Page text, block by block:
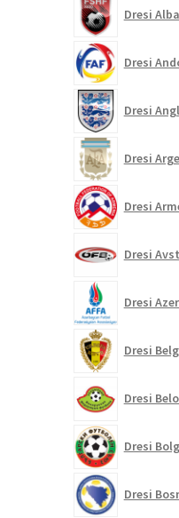
Dresi
Dresi
Dresi
Dresi
Dresi
Dresi
Dresi
Dresi
Dresi
Dresi
Dresi